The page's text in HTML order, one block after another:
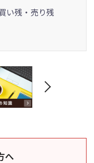
い残・売り残
へ